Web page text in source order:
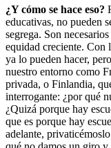
¿Y cómo se hace eso?
educativas, no pueden
segrega. Son
equidad creciente. Con
ya lo pueden hacer,
nuestro entorno como
privada, o Finlandia,
interrogante: ¿por qué
¿Quizá porque hay
que es porque hay
adelante,